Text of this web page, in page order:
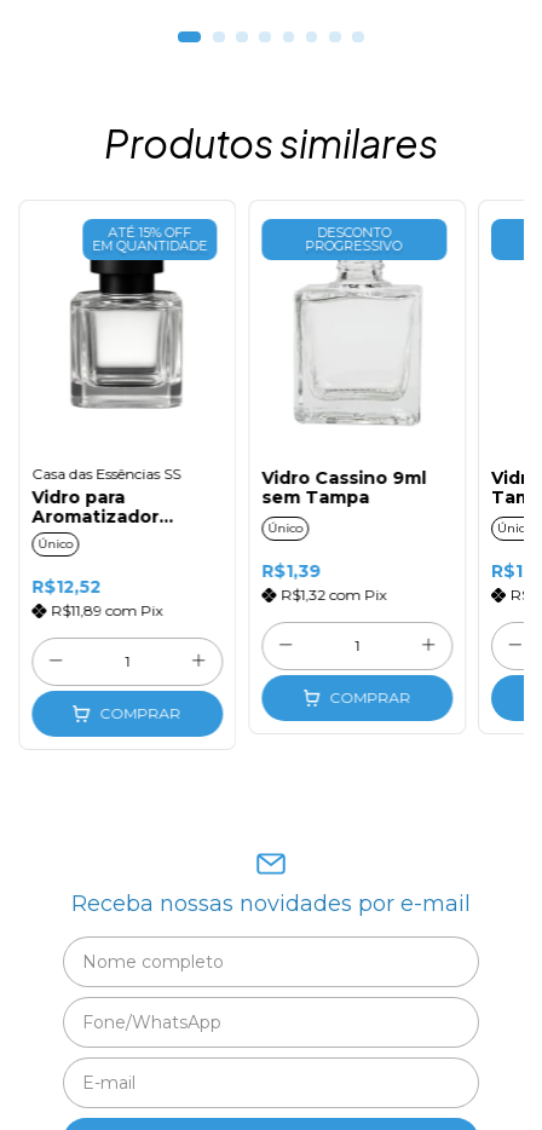
Produtos similares
ATÉ 15% OFF
EM QUANTIDADE
Casa das Essências SS
Vidro para
Aromatizador
Carmela 100ml com
Tampa Preta
Único
R$12,52
R$11,89 com Pix
COMPRAR
DESCONTO
PROGRESSIVO
Vidro Cassino 9ml
sem Tampa
Único
R$1,39
R$1,32com Pix
COMPRAR
Único
Receba nossas novidades por e-mail